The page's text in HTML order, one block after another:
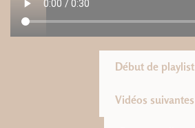
Début de playlist
Vidéos suivantes